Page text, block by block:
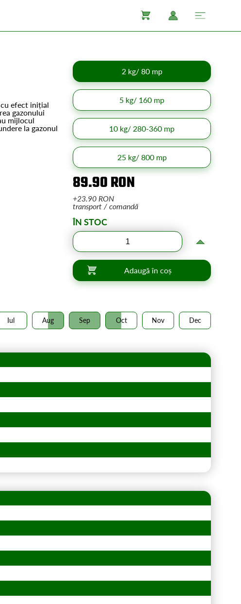
cu efect inițial
gazonului
mijlocul
la gazonul
2 kg/ 80 mp
5 kg/ 160 mp
10 kg/ 280-360 mp
25 kg/ 800 mp
89.90 RON
+23.90 RON
transport / comandă
ÎN STOC
Adaugă în coș
Iul Aug Sep Oct Nov Dec